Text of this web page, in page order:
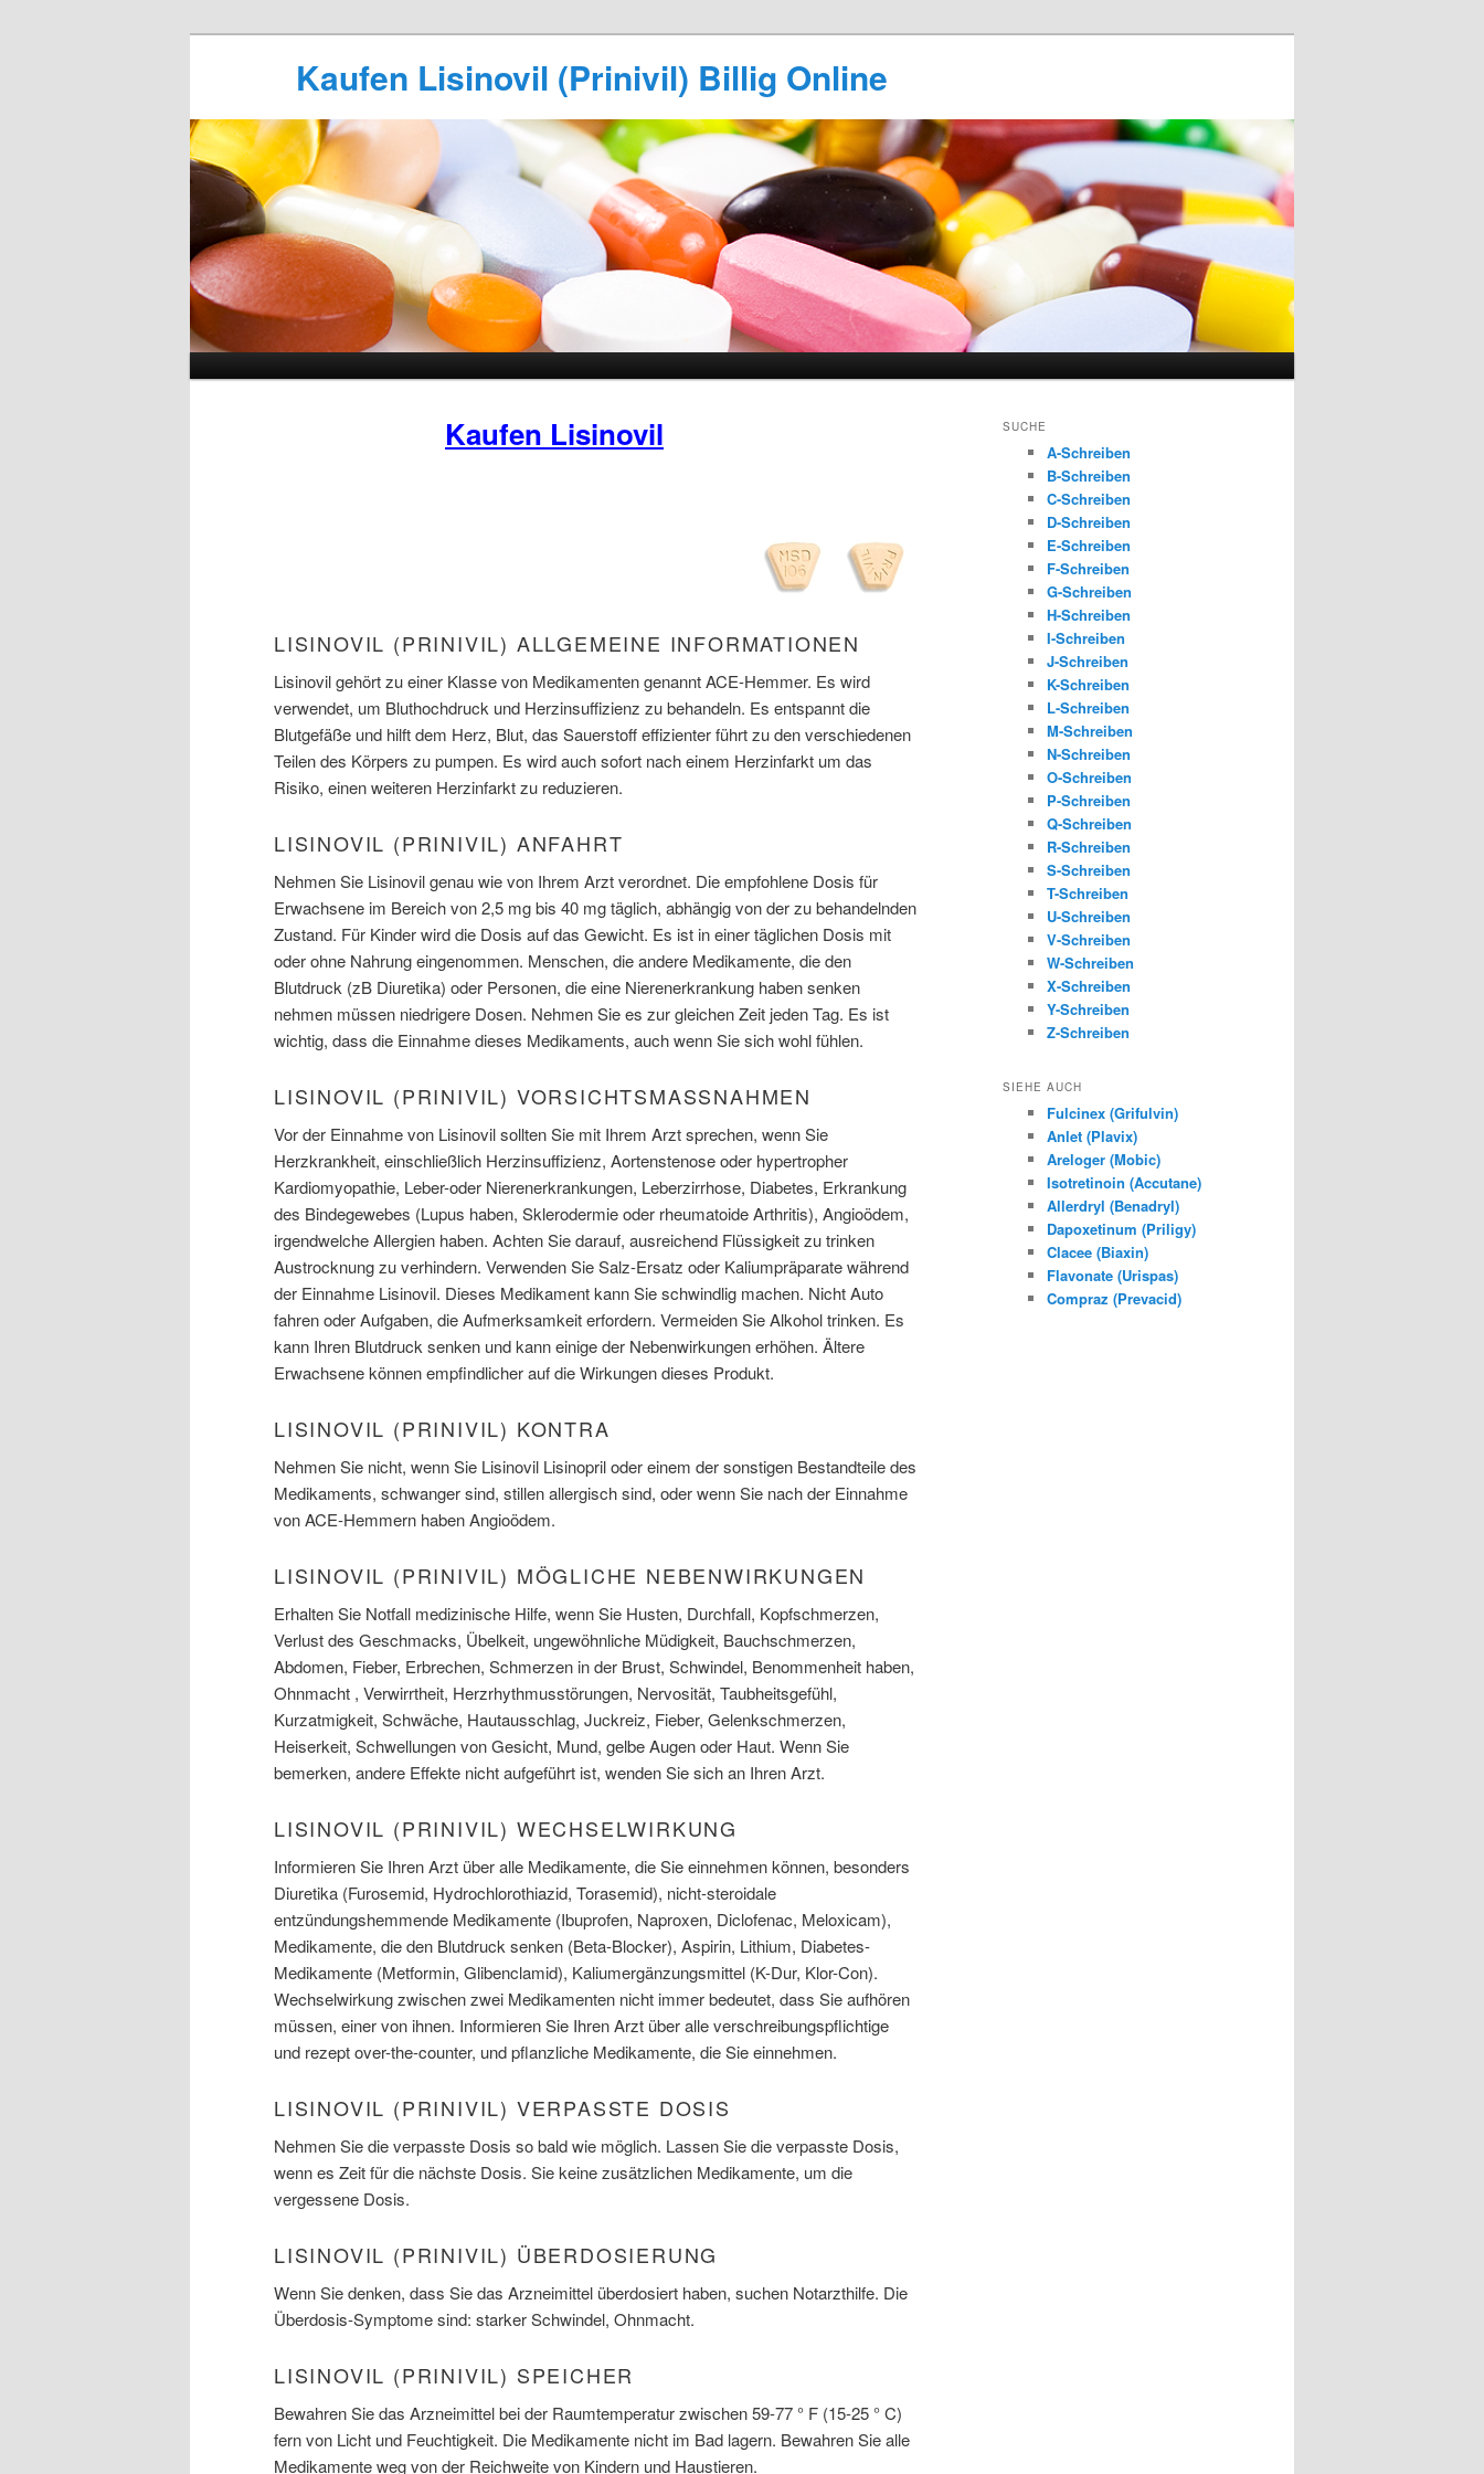
Kaufen Lisinovil (Prinivil) Billig Online
Kaufen Lisinovil
LISINOVIL (PRINIVIL) ALLGEMEINE INFORMATIONEN
Lisinovil gehört zu einer Klasse von Medikamenten genannt ACE-Hemmer. Es wird
verwendet, um Bluthochdruck und Herzinsuffizienz zu behandeln. Es entspannt die
Blutgefäße und hilft dem Herz, Blut, das Sauerstoff effizienter führt zu den verschiedenen
Teilen des Körpers zu pumpen. Es wird auch sofort nach einem Herzinfarkt um das
Risiko, einen weiteren Herzinfarkt zu reduzieren.
LISINOVIL (PRINIVIL) ANFAHRT
Nehmen Sie Lisinovil genau wie von Ihrem Arzt verordnet. Die empfohlene Dosis für
Erwachsene im Bereich von 2,5 mg bis 40 mg täglich, abhängig von der zu behandelnden
Zustand. Für Kinder wird die Dosis auf das Gewicht. Es ist in einer täglichen Dosis mit
oder ohne Nahrung eingenommen. Menschen, die andere Medikamente, die den
Blutdruck (zB Diuretika) oder Personen, die eine Nierenerkrankung haben senken
nehmen müssen niedrigere Dosen. Nehmen Sie es zur gleichen Zeit jeden Tag. Es ist
wichtig, dass die Einnahme dieses Medikaments, auch wenn Sie sich wohl fühlen.
LISINOVIL (PRINIVIL) VORSICHTSMASSNAHMEN
Vor der Einnahme von Lisinovil sollten Sie mit Ihrem Arzt sprechen, wenn Sie
Herzkrankheit, einschließlich Herzinsuffizienz, Aortenstenose oder hypertropher
Kardiomyopathie, Leber-oder Nierenerkrankungen, Leberzirrhose, Diabetes, Erkrankung
des Bindegewebes (Lupus haben, Sklerodermie oder rheumatoide Arthritis), Angioödem,
irgendwelche Allergien haben. Achten Sie darauf, ausreichend Flüssigkeit zu trinken
Austrocknung zu verhindern. Verwenden Sie Salz-Ersatz oder Kaliumpräparate während
der Einnahme Lisinovil. Dieses Medikament kann Sie schwindlig machen. Nicht Auto
fahren oder Aufgaben, die Aufmerksamkeit erfordern. Vermeiden Sie Alkohol trinken. Es
kann Ihren Blutdruck senken und kann einige der Nebenwirkungen erhöhen. Ältere
Erwachsene können empfindlicher auf die Wirkungen dieses Produkt.
LISINOVIL (PRINIVIL) KONTRA
Nehmen Sie nicht, wenn Sie Lisinovil Lisinopril oder einem der sonstigen Bestandteile des
Medikaments, schwanger sind, stillen allergisch sind, oder wenn Sie nach der Einnahme
von ACE-Hemmern haben Angioödem.
LISINOVIL (PRINIVIL) MÖGLICHE NEBENWIRKUNGEN
Erhalten Sie Notfall medizinische Hilfe, wenn Sie Husten, Durchfall, Kopfschmerzen,
Verlust des Geschmacks, Übelkeit, ungewöhnliche Müdigkeit, Bauchschmerzen,
Abdomen, Fieber, Erbrechen, Schmerzen in der Brust, Schwindel, Benommenheit haben,
Ohnmacht , Verwirrtheit, Herzrhythmusstörungen, Nervosität, Taubheitsgefühl,
Kurzatmigkeit, Schwäche, Hautausschlag, Juckreiz, Fieber, Gelenkschmerzen,
Heiserkeit, Schwellungen von Gesicht, Mund, gelbe Augen oder Haut. Wenn Sie
bemerken, andere Effekte nicht aufgeführt ist, wenden Sie sich an Ihren Arzt.
LISINOVIL (PRINIVIL) WECHSELWIRKUNG
Informieren Sie Ihren Arzt über alle Medikamente, die Sie einnehmen können, besonders
Diuretika (Furosemid, Hydrochlorothiazid, Torasemid), nicht-steroidale
entzündungshemmende Medikamente (Ibuprofen, Naproxen, Diclofenac, Meloxicam),
Medikamente, die den Blutdruck senken (Beta-Blocker), Aspirin, Lithium, Diabetes-
Medikamente (Metformin, Glibenclamid), Kaliumergänzungsmittel (K-Dur, Klor-Con).
Wechselwirkung zwischen zwei Medikamenten nicht immer bedeutet, dass Sie aufhören
müssen, einer von ihnen. Informieren Sie Ihren Arzt über alle verschreibungspflichtige
und rezept over-the-counter, und pflanzliche Medikamente, die Sie einnehmen.
LISINOVIL (PRINIVIL) VERPASSTE DOSIS
Nehmen Sie die verpasste Dosis so bald wie möglich. Lassen Sie die verpasste Dosis,
wenn es Zeit für die nächste Dosis. Sie keine zusätzlichen Medikamente, um die
vergessene Dosis.
LISINOVIL (PRINIVIL) ÜBERDOSIERUNG
Wenn Sie denken, dass Sie das Arzneimittel überdosiert haben, suchen Notarzthilfe. Die
Überdosis-Symptome sind: starker Schwindel, Ohnmacht.
LISINOVIL (PRINIVIL) SPEICHER
Bewahren Sie das Arzneimittel bei der Raumtemperatur zwischen 59-77 ° F (15-25 ° C)
fern von Licht und Feuchtigkeit. Die Medikamente nicht im Bad lagern. Bewahren Sie alle
Medikamente weg von der Reichweite von Kindern und Haustieren.
SUCHE
A-Schreiben
B-Schreiben
C-Schreiben
D-Schreiben
E-Schreiben
F-Schreiben
G-Schreiben
H-Schreiben
I-Schreiben
J-Schreiben
K-Schreiben
L-Schreiben
M-Schreiben
N-Schreiben
O-Schreiben
P-Schreiben
Q-Schreiben
R-Schreiben
S-Schreiben
T-Schreiben
U-Schreiben
V-Schreiben
W-Schreiben
X-Schreiben
Y-Schreiben
Z-Schreiben
SIEHE AUCH
Fulcinex (Grifulvin)
Anlet (Plavix)
Areloger (Mobic)
Isotretinoin (Accutane)
Allerdryl (Benadryl)
Dapoxetinum (Priligy)
Clacee (Biaxin)
Flavonate (Urispas)
Compraz (Prevacid)